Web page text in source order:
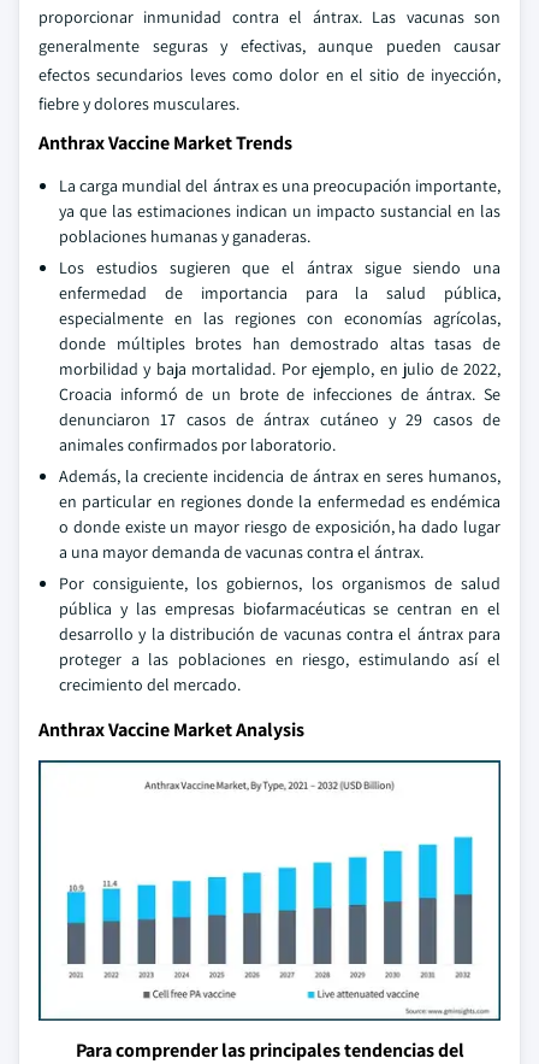
proporcionar inmunidad contra el ántrax. Las vacunas son
generalmente seguras y efectivas, aunque pueden causar
efectos secundarios leves como dolor en el sitio de inyección,
fiebre y dolores musculares.
Anthrax Vaccine Market Trends
La carga mundial del ántrax es una preocupación importante,
ya que las estimaciones indican un impacto sustancial en las
poblaciones humanas y ganaderas.
Los estudios sugieren que el ántrax sigue siendo una
enfermedad de importancia para la salud pública,
especialmente en las regiones con economías agrícolas,
donde múltiples brotes han demostrado altas tasas de
morbilidad y baja mortalidad. Por ejemplo, en julio de 2022,
Croacia informó de un brote de infecciones de ántrax. Se
denunciaron 17 casos de ántrax cutáneo y 29 casos de
animales confirmados por laboratorio.
Además, la creciente incidencia de ántrax en seres humanos,
en particular en regiones donde la enfermedad es endémica
o donde existe un mayor riesgo de exposición, ha dado lugar
a una mayor demanda de vacunas contra el ántrax.
Por consiguiente, los gobiernos, los organismos de salud
pública y las empresas biofarmacéuticas se centran en el
desarrollo y la distribución de vacunas contra el ántrax para
proteger a las poblaciones en riesgo, estimulando así el
crecimiento del mercado.
Anthrax Vaccine Market Analysis
Para comprender las principales tendencias del